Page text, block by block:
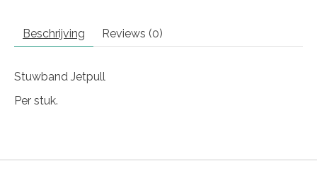
Beschrijving Reviews (0)
Stuwband Jetpull
Per stuk.